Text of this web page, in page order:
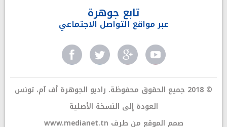
تابع جوهرة
عبر مواقع التواصل الاجتماعي
© 2018 جميع الحقوق محفوظة. راديو الجوهرة أف آم، تونس
العودة إلى النسخة الأصلية
www.medianet.tn صمم الموقع من طرف